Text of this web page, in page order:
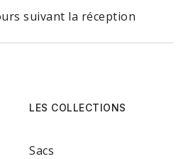
suivant la réception
LES COLLECTIONS
Sacs